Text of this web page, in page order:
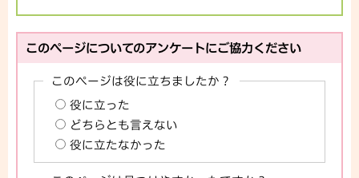
このページについてのアンケートにご協力ください
このページは役に立ちましたか？
役に立った
どちらとも言えない
役に立たなかった